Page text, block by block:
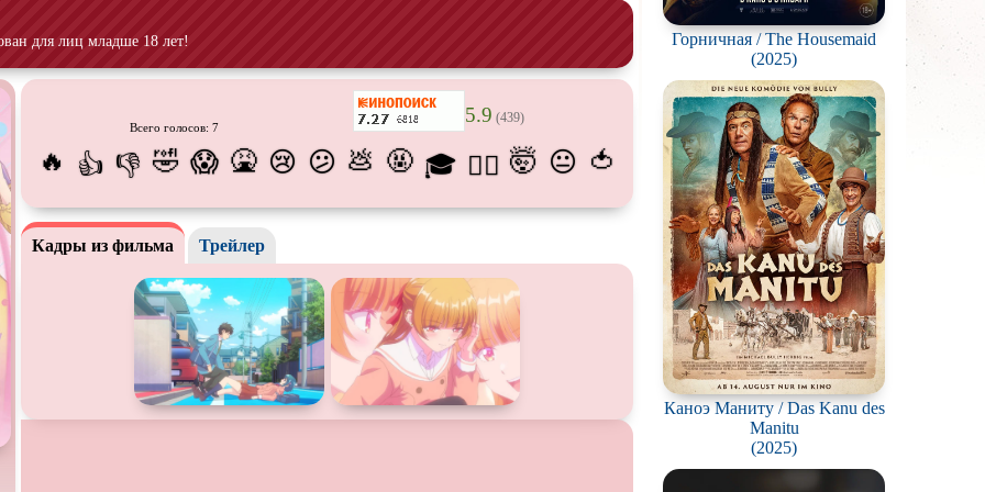
Про выживание Про гонки
Про динозавров Про животных
Про инопланетян
Про корабли и подводные
Про космос
Про маньяков исерийных
Про подростков Про путешествияво
времени
Про роботов
Про собак Про снайперов
Про танцы Про тюрьму
Про хоккей ифигурное
катание
Про шпионов
Псевдо
для лиц младше 18 лет!
Всего голосов: 7
5.9 (439)
🔥 👍 👎 🤣 😱 🤮 😢 😕 💩 🤬 🎓 😵‍💫 🤯 😐 🍅
Кадры из фильма Трейлер
Горничная / The Housemaid
(2025)
Каноэ Маниту / Das Kanu des
Manitu
(2025)